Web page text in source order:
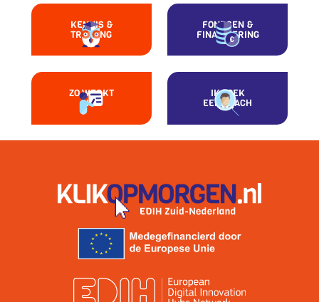
KENNIS &
TRAINING
FONDSEN &
FINANCIERING
ZO WERKT
HET
IK ZOEK
EEN COACH